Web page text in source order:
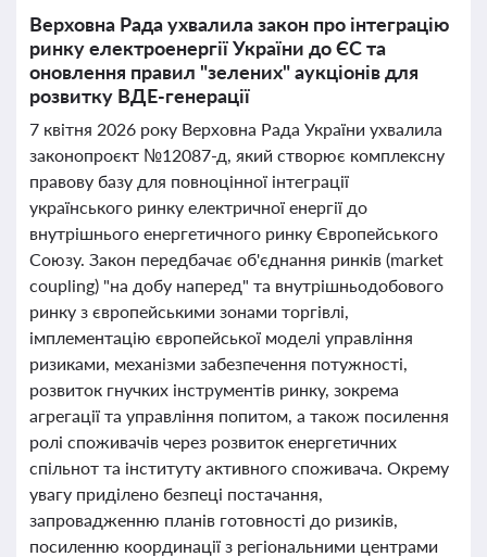
Верховна Рада ухвалила закон про інтеграцію
ринку електроенергії України до ЄС та
оновлення правил "зелених" аукціонів для
розвитку ВДЕ-генерації
7 квітня 2026 року Верховна Рада України ухвалила
законопроєкт №12087-д, який створює комплексну
правову базу для повноцінної інтеграції
українського ринку електричної енергії до
внутрішнього енергетичного ринку Європейського
Союзу. Закон передбачає об'єднання ринків (market
coupling) "на добу наперед" та внутрішньодобового
ринку з європейськими зонами торгівлі,
імплементацію європейської моделі управління
ризиками, механізми забезпечення потужності,
розвиток гнучких інструментів ринку, зокрема
агрегації та управління попитом, а також посилення
ролі споживачів через розвиток енергетичних
спільнот та інституту активного споживача. Окрему
увагу приділено безпеці постачання,
запровадженню планів готовності до ризиків,
посиленню координації з регіональними центрами